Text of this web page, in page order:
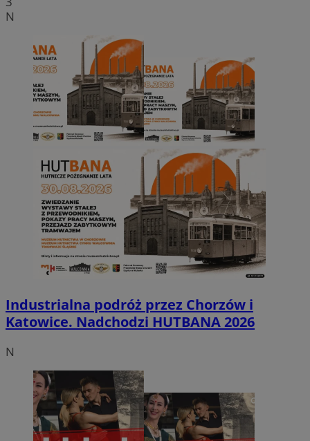
N
Industrialna podróż przez Chorzów i
Katowice. Nadchodzi HUTBANA 2026
N